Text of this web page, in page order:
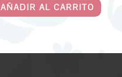
AÑADIR AL CARRITO